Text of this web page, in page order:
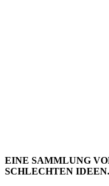
EINE SAMMLUNG
SCHLECHTEN IDEEN.